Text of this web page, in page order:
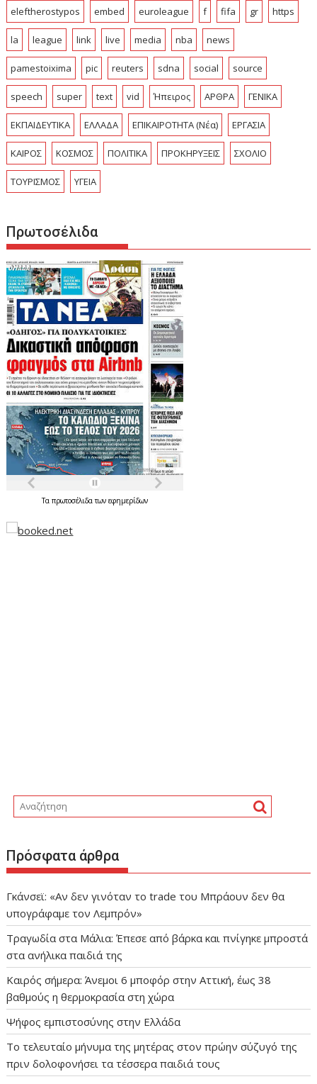
eleftherostypos embed euroleague f fifa gr https
la league link live media nba news
pamestoixima pic reuters sdna social source
speech super text vid Ήπειρος ΑΡΘΡΑ ΓΕΝΙΚΑ
ΕΚΠΑΙΔΕΥΤΙΚΑ ΕΛΛΑΔΑ ΕΠΙΚΑΙΡΟΤΗΤΑ (Νέα) ΕΡΓΑΣΙΑ
ΚΑΙΡΟΣ ΚΟΣΜΟΣ ΠΟΛΙΤΙΚΑ ΠΡΟΚΗΡΥΞΕΙΣ ΣΧΟΛΙΟ
ΤΟΥΡΙΣΜΟΣ ΥΓΕΙΑ
Πρωτοσέλιδα
Ταπρωτοσέλιδατωνεφημερίδων
Πρόσφατα άρθρα
Γκάνσεϊ: «Αν δεν γινόταν το trade του Μπράουν δεν θα
υπογράφαμε τον Λεμπρόν»
Τραγωδία στα Μάλια: Έπεσε από βάρκα και πνίγηκε μπροστά
στα ανήλικα παιδιά της
Καιρός σήμερα: Άνεμοι 6 μποφόρ στην Αττική, έως 38
βαθμούς η θερμοκρασία στη χώρα
Ψήφος εμπιστοσύνης στην Ελλάδα
Το τελευταίο μήνυμα της μητέρας στον πρώην σύζυγό της
πριν δολοφονήσει τα τέσσερα παιδιά τους